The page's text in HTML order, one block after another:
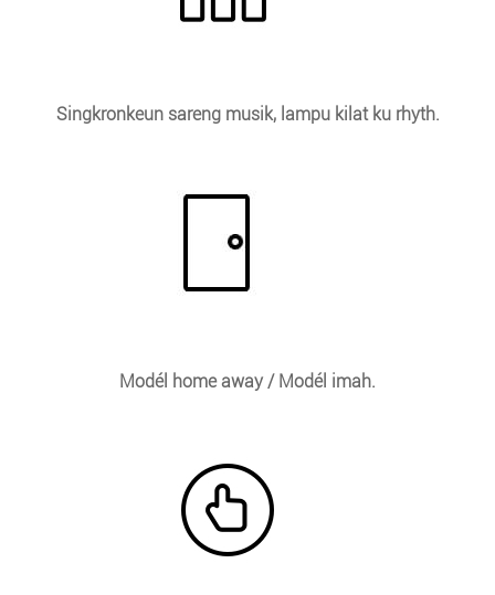
Singkronkeun sareng musik, lampu kilat ku rhyth.
Modél home away / Modél imah.